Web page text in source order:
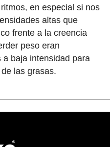
en especial si nos
altas que
frente a la creencia
peso eran
baja intensidad para
las grasas.